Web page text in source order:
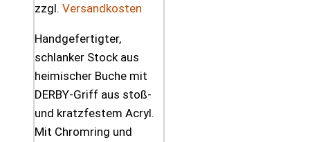
zzgl. Versandkosten
Handgefertigter,
schlanker Stock aus
heimischer Buche mit
DERBY-Griff aus stoß-
und kratzfestem Acryl.
Mit Chromring und